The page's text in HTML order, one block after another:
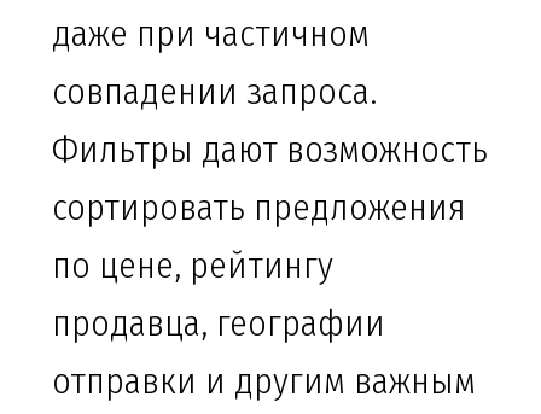
даже при частичном
совпадении запроса.
Фильтры дают возможность
сортировать предложения
по цене, рейтингу
продавца, географии
отправки и другим важным